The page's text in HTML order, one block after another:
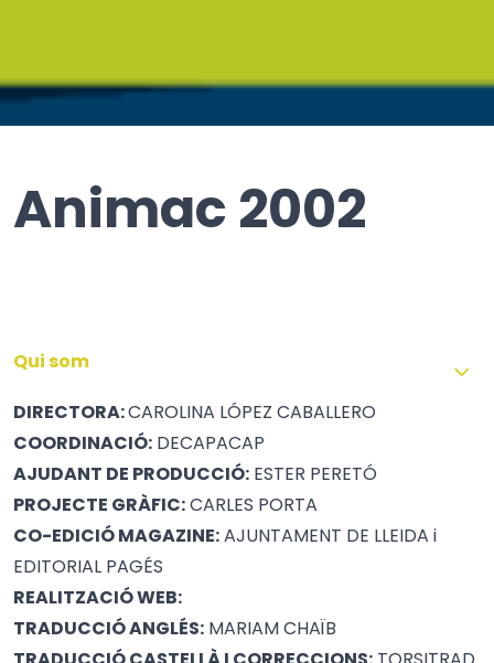
Animac 2002
Qui som
DIRECTORA:CAROLINA LÓPEZ CABALLERO
COORDINACIÓ: DECAPACAP
AJUDANT DE PRODUCCIÓ: ESTER PERETÓ
PROJECTE GRÀFIC:CARLES PORTA
CO-EDICIÓ MAGAZINE:AJUNTAMENT DE LLEIDA i
EDITORIAL PAGÉS
REALITZACIÓ WEB:
TRADUCCIÓ ANGLÉS: MARIAM CHAÏB